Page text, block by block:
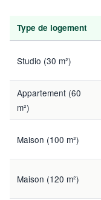
Type de logement
Studio (30 m²)
Appartement (60
m²)
Maison (100 m²)
Maison (120 m²)